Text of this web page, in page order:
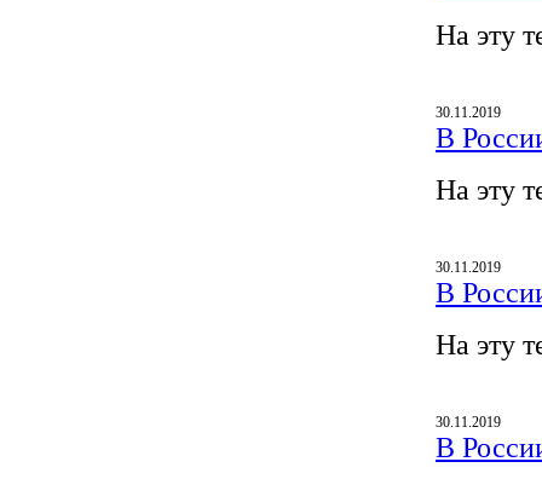
На эту
30.11.2019
В
На эту
30.11.2019
В
На эту
30.11.2019
В